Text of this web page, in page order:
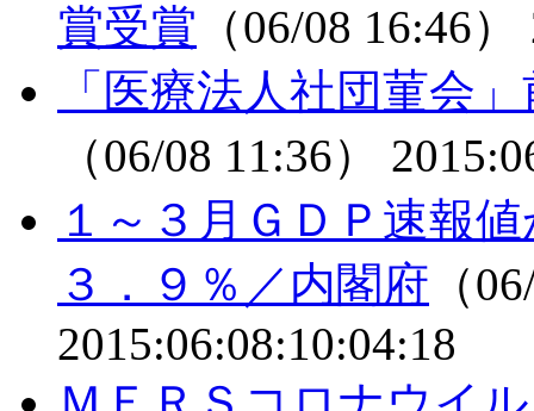
賞受賞 （06/08 16:46）
「医療法人社団菫会
（06/08 11:36）
１～３月ＧＤＰ速報
３．９％／内閣府 （
2015:06:08:10:04:18